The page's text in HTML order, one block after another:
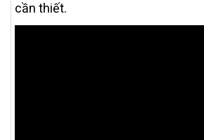
cần thiết.